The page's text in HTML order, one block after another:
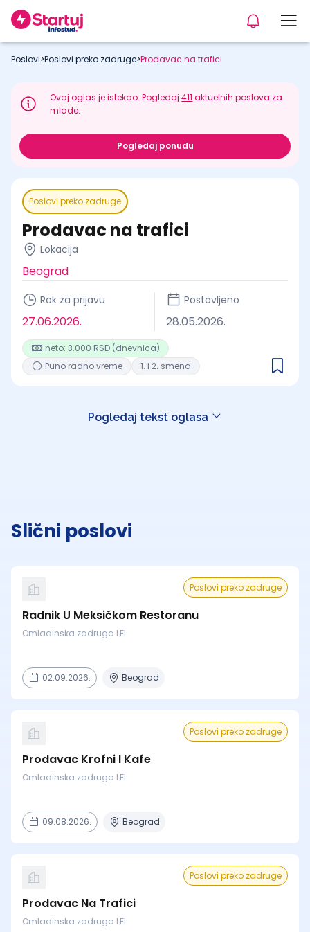
Poslovi>Poslovi preko zadruge>Prodavac na trafici
Ovaj oglas je istekao. Pogledaj411 aktuelnih poslova za
mlade.
Pogledaj ponudu
Poslovi preko zadruge
Prodavac na trafici
Lokacija
Beograd
Rok za prijavu
27.06.2026.
Postavljeno
28.05.2026.
neto: 3.000 RSD (dnevnica)
Puno radno vreme
1. i 2. smena
Pogledaj tekst oglasa
Slični poslovi
Poslovi preko zadruge
Radnik U Meksičkom Restoranu
Omladinska zadruga LEI
02.09.2026. Beograd
Poslovi preko zadruge
Prodavac Krofni I Kafe
Omladinska zadruga LEI
09.08.2026. Beograd
Poslovi preko zadruge
Prodavac Na Trafici
Omladinska zadruga LEI